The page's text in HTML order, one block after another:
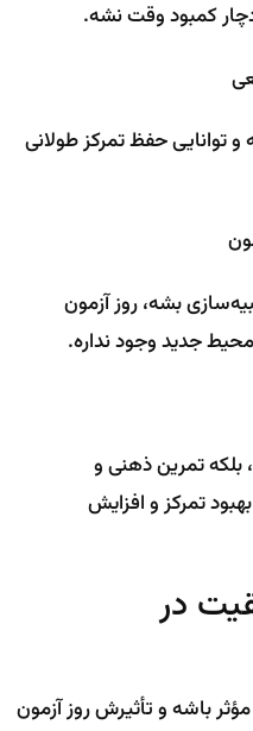
کمبود وقت نشه.
توانایی حفظ تمرکز طولانی
بشه، روز آزمون
جدید وجود نداره.
تمرین ذهنی و
تمرکز و افزایش
در
باشه و تأثیرش روز آزمون